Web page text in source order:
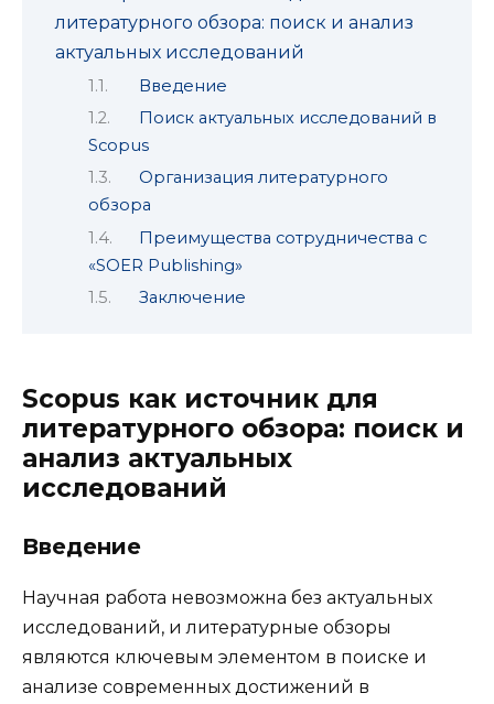
литературного обзора: поиск и анализ
актуальных исследований
Введение
Поиск актуальных исследований в
Scopus
Организация литературного
обзора
Преимущества сотрудничества с
«SOER Publishing»
Заключение
Scopus как источник для
литературного обзора: поиск и
анализ актуальных
исследований
Введение
Научная работа невозможна без актуальных
исследований, и литературные обзоры
являются ключевым элементом в поиске и
анализе современных достижений в